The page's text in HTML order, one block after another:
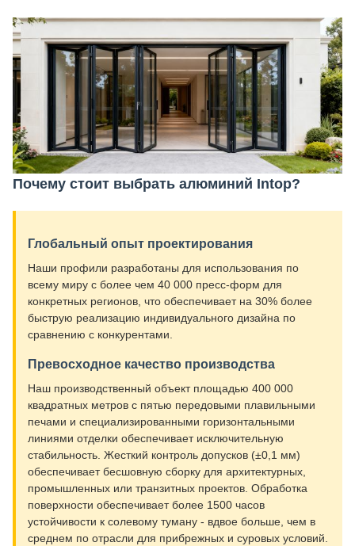
Почему стоит выбрать алюминий Intop?
Глобальный опыт проектирования
Наши профили разработаны для использования по
всему миру с более чем 40 000 пресс-форм для
конкретных регионов, что обеспечивает на 30% более
быструю реализацию индивидуального дизайна по
сравнению с конкурентами.
Превосходное качество производства
Наш производственный объект площадью 400 000
квадратных метров с пятью передовыми плавильными
печами и специализированными горизонтальными
линиями отделки обеспечивает исключительную
стабильность. Жесткий контроль допусков (±0,1 мм)
обеспечивает бесшовную сборку для архитектурных,
промышленных или транзитных проектов. Обработка
поверхности обеспечивает более 1500 часов
устойчивости к солевому туману - вдвое больше, чем в
среднем по отрасли для прибрежных и суровых условий.